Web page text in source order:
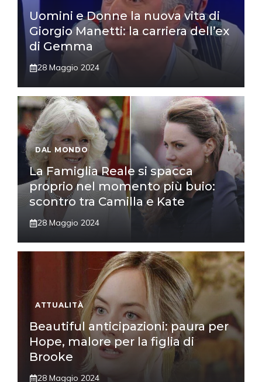
Uomini e Donne la nuova vita di
Giorgio Manetti: la carriera dell’ex
di Gemma
28 Maggio 2024
DAL MONDO
La Famiglia Reale si spacca
proprio nel momento più buio:
scontro tra Camilla e Kate
28 Maggio 2024
ATTUALITÀ
Beautiful anticipazioni: paura per
Hope, malore per la figlia di
Brooke
28 Maggio 2024